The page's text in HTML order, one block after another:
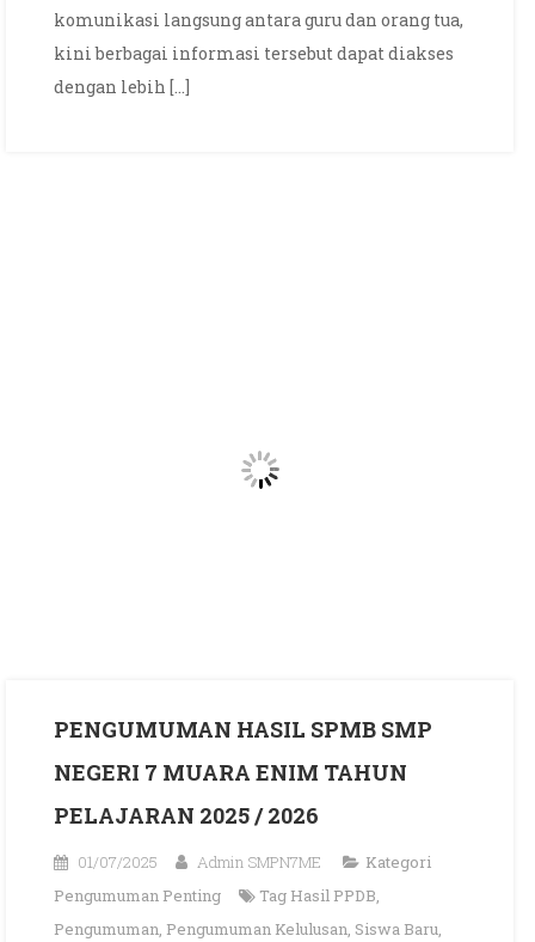
komunikasi langsung antara guru dan orang tua,
kini berbagai informasi tersebut dapat diakses
dengan lebih […]
PENGUMUMAN HASIL SPMB SMP
NEGERI 7 MUARA ENIM TAHUN
PELAJARAN 2025 / 2026
01/07/2025 Admin SMPN7ME
Kategori
Pengumuman Penting
Tag Hasil PPDB,
Pengumuman, Pengumuman Kelulusan, Siswa Baru,